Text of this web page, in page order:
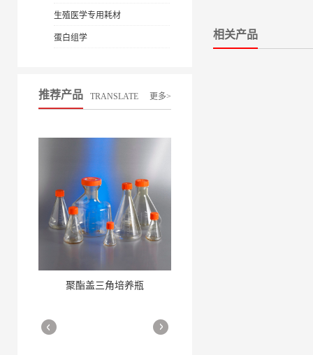
生殖医学专用耗材
蛋白组学
推荐产品 TRANSLATE 更多>
聚酯盖三角培养瓶
相关产品